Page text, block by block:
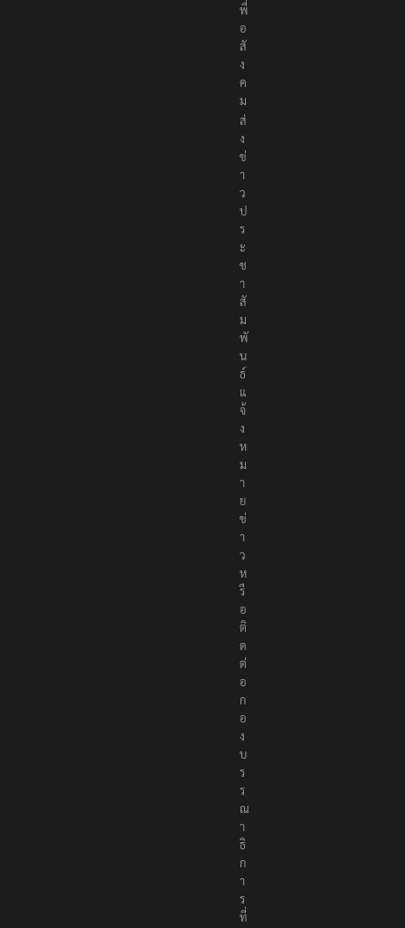
เ
พื่
อ
สั
ง
ค
ม
ส่
ง
ข่
า
ว
ป
ร
ะ
ช
า
สั
ม
พั
น
ธ์
แ
จ้
ง
ห
ม
า
ย
ข่
า
ว
ห
รื
อ
ติ
ด
ต่
อ
ก
อ
ง
บ
ร
ร
ณ
า
ธิ
ก
า
ร